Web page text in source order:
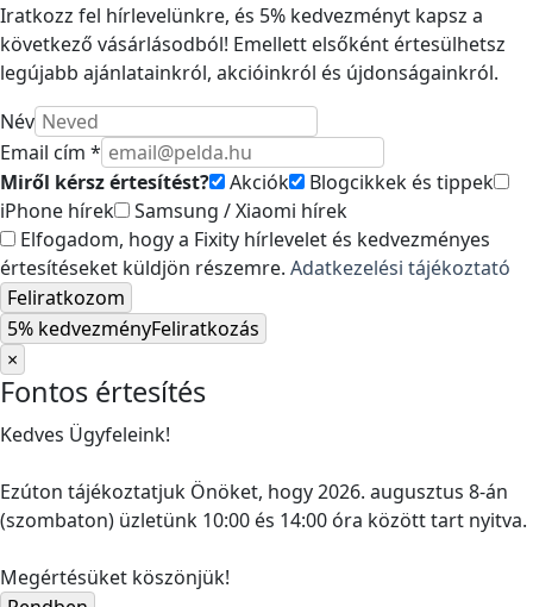
Iratkozz fel hírlevelünkre, és 5% kedvezményt kapsz a
következő vásárlásodból! Emellett elsőként értesülhetsz
legújabb ajánlatainkról, akcióinkról és újdonságainkról.
Név
Email cím *
Miről kérsz értesítést?
Akciók
Blogcikkek és tippek
iPhone hírek
Samsung / Xiaomi hírek
Elfogadom, hogy a Fixity hírlevelet és kedvezményes
értesítéseket küldjön részemre. Adatkezelési tájékoztató
Feliratkozom
5% kedvezményFeliratkozás
×
Fontos értesítés
Kedves Ügyfeleink!
Ezúton tájékoztatjuk Önöket, hogy 2026. augusztus 8-án
(szombaton) üzletünk 10:00 és 14:00 óra között tart nyitva.
Megértésüket köszönjük!